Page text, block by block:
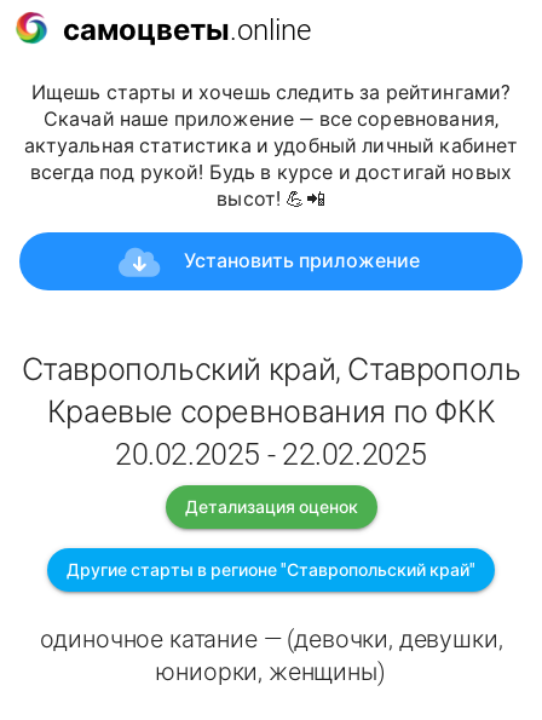
самоцветы.online
Ищешь старты и хочешь следить за рейтингами?
Скачай наше приложение — все соревнования,
актуальная статистика и удобный личный кабинет
всегда под рукой! Будь в курсе и достигай новых
высот! 💪📲
Установить приложение
Ставропольский край, Ставрополь
Краевые соревнования по ФКК
20.02.2025 - 22.02.2025
Детализация оценок
Другие старты в регионе "Ставропольский край"
одиночное катание — (девочки, девушки,
юниорки, женщины)